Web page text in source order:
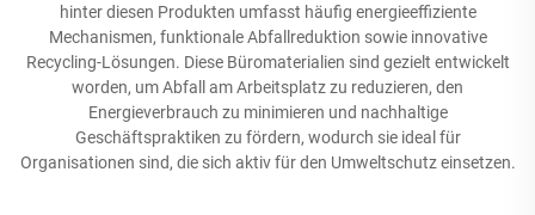
hinter diesen Produkten umfasst häufig energieeffiziente
Mechanismen, funktionale Abfallreduktion sowie innovative
Recycling-Lösungen. Diese Büromaterialien sind gezielt entwickelt
worden, um Abfall am Arbeitsplatz zu reduzieren, den
Energieverbrauch zu minimieren und nachhaltige
Geschäftspraktiken zu fördern, wodurch sie ideal für
Organisationen sind, die sich aktiv für den Umweltschutz einsetzen.